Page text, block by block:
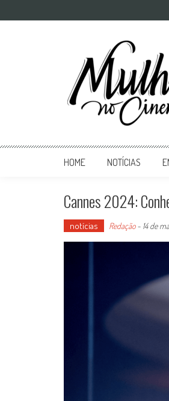
Mulher no
HOME NOTÍCIAS
Cannes 2024:
notícias Redação- 14 de